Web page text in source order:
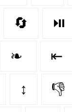
🔄 ⏯️
❧ ⇤
↕ 👎